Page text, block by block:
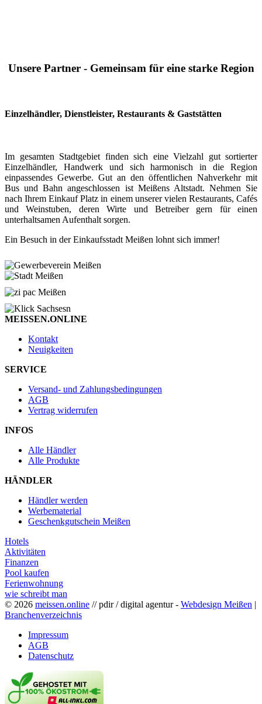
Unsere Partner - Gemeinsam für eine starke Region
Einzelhändler, Dienstleister, Restaurants & Gaststätten
Im gesamten Stadtgebiet finden sich eine Vielzahl gut sortierter
Einzelhändler, Handwerk und sich harmonisch in die Region
einpassendes Gewerbe. Gut an den öffentlichen Nahverkehr mit
Bus und Bahn angeschlossen ist Meißens Altstadt. Nehmen Sie
nach Ihrem Einkauf Platz in einem unserer vielen Restaurants, Cafés
und Weinstuben, deren Wirte und Betreiber gern für einen
unterhaltsamen Aufenthalt sorgen.
Ein Besuch in der Einkaufsstadt Meißen lohnt sich immer!
MEISSEN.ONLINE
Kontakt
Neuigkeiten
SERVICE
Versand- und Zahlungsbedingungen
AGB
Vertrag widerrufen
INFOS
Alle Händler
Alle Produkte
HÄNDLER
Händler werden
Werbematerial
Geschenkgutschein Meißen
Hotels
Aktivitäten
Finanzen
Pool kaufen
Ferienwohnung
wie schreibt man
© 2026 meissen.online // pdir / digital agentur - Webdesign Meißen |
Branchenverzeichnis
Impressum
AGB
Datenschutz